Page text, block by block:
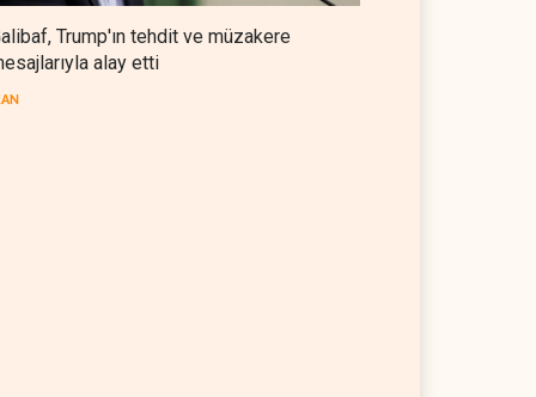
Trump'ın tehdit ve müzakere
alay etti